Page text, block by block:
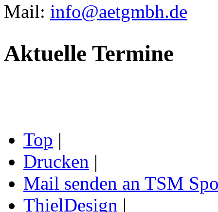
Mail: info@aetgmbh.de
Aktuelle Termine
Top |
Drucken |
Mail senden an TSM
ThielDesign |